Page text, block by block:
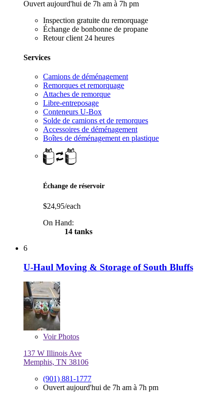
Ouvert aujourd'hui de 7h am à 7h pm
Inspection gratuite du remorquage
Échange de bonbonne de propane
Retour client 24 heures
Services
Camions de déménagement
Remorques et remorquage
Attaches de remorque
Libre-entreposage
Conteneurs U-Box
Solde de camions et de remorques
Accessoires de déménagement
Boîtes de déménagement en plastique
Échange de réservoir
$24,95/each
On Hand:
14 tanks
6
U-Haul Moving & Storage of South Bluffs
VoirPhotos
137 W Illinois Ave
Memphis, TN 38106
(901) 881-1777
Ouvert aujourd'hui de 7h am à 7h pm